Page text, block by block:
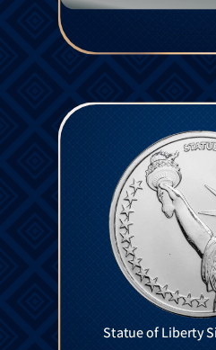
Statue of Liberty